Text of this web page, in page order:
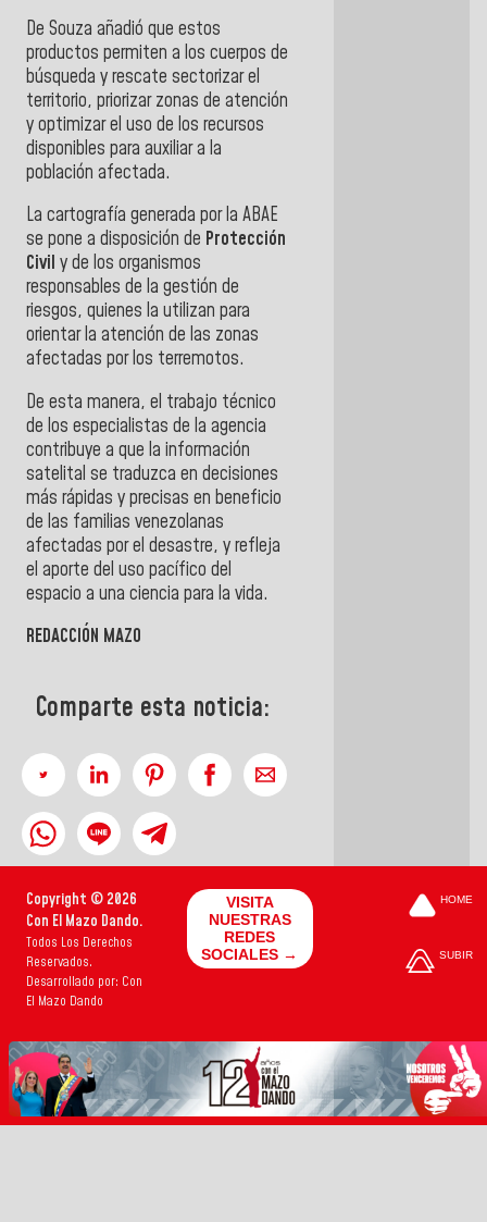
De Souza añadió que estos
productos permiten a los cuerpos de
búsqueda y rescate sectorizar el
territorio, priorizar zonas de atención
y optimizar el uso de los recursos
disponibles para auxiliar a la
población afectada.
La cartografía generada por la ABAE
se pone a disposición de Protección
Civil y de los organismos
responsables de la gestión de
riesgos, quienes la utilizan para
orientar la atención de las zonas
afectadas por los terremotos.
De esta manera, el trabajo técnico
de los especialistas de la agencia
contribuye a que la información
satelital se traduzca en decisiones
más rápidas y precisas en beneficio
de las familias venezolanas
afectadas por el desastre, y refleja
el aporte del uso pacífico del
espacio a una ciencia para la vida.
REDACCIÓN MAZO
Comparte esta noticia:
Copyright © 2026
Con El Mazo Dando.
Todos Los Derechos
Reservados.
Desarrollado por: Con
El Mazo Dando
VISITA
NUESTRAS
REDES
SOCIALES →
HOME
SUBIR